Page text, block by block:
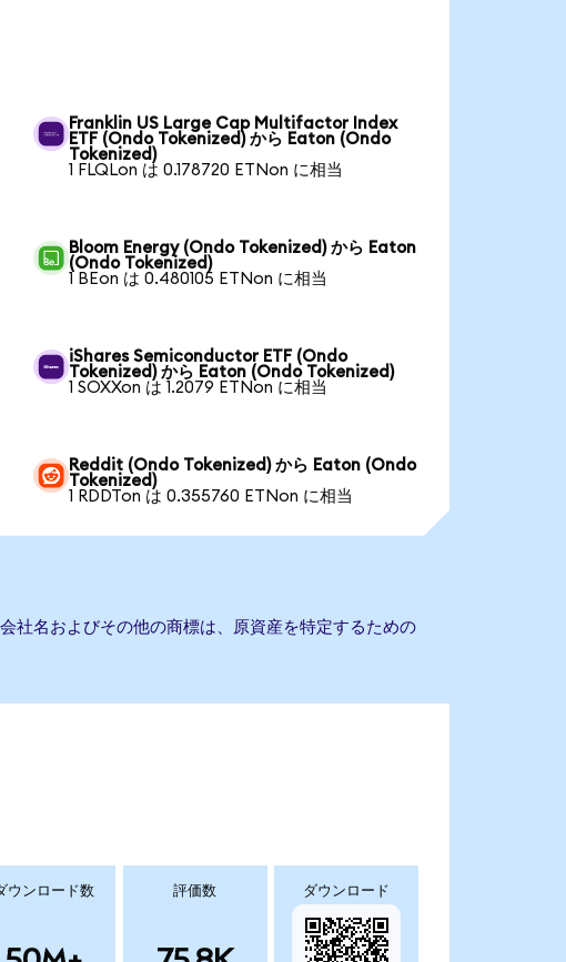
Franklin US Large Cap Multifactor Index
ETF (Ondo Tokenized) から Eaton (Ondo
Tokenized)
1 FLQLon は 0.178720 ETNon に相当
Bloom Energy (Ondo Tokenized) から Eaton
(Ondo Tokenized)
1 BEon は 0.480105 ETNon に相当
iShares Semiconductor ETF (Ondo
Tokenized) から Eaton (Ondo Tokenized)
1 SOXXon は 1.2079 ETNon に相当
Reddit (Ondo Tokenized) から Eaton (Ondo
Tokenized)
1 RDDTon は 0.355760 ETNon に相当
社名およびその他の商標は、原資産を特定するための
ウンロード数 評価数 ダウンロード